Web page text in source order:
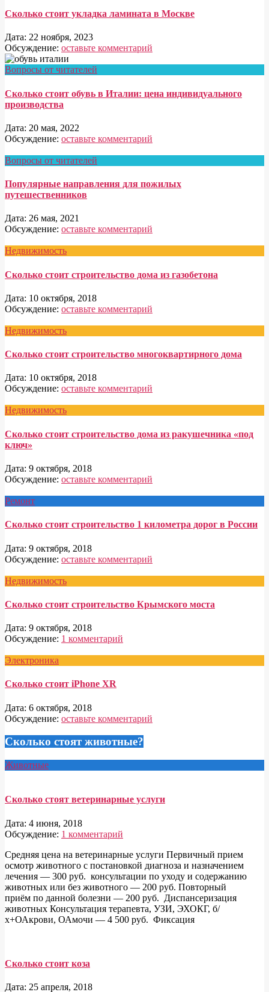
Сколько стоит укладка ламината в Москве
Дата: 22 ноября, 2023
Обсуждение: оставьте комментарий
Вопросы от читателей
Сколько стоит обувь в Италии: цена индивидуального
производства
Дата: 20 мая, 2022
Обсуждение: оставьте комментарий
Вопросы от читателей
Популярные направления для пожилых
путешественников
Дата: 26 мая, 2021
Обсуждение: оставьте комментарий
Недвижимость
Сколько стоит строительство дома из газобетона
Дата: 10 октября, 2018
Обсуждение: оставьте комментарий
Недвижимость
Сколько стоит строительство многоквартирного дома
Дата: 10 октября, 2018
Обсуждение: оставьте комментарий
Недвижимость
Сколько стоит строительство дома из ракушечника «под
ключ»
Дата: 9 октября, 2018
Обсуждение: оставьте комментарий
Ремонт
Сколько стоит строительство 1 километра дорог в России
Дата: 9 октября, 2018
Обсуждение: оставьте комментарий
Недвижимость
Сколько стоит строительство Крымского моста
Дата: 9 октября, 2018
Обсуждение: 1 комментарий
Электроника
Сколько стоит iPhone XR
Дата: 6 октября, 2018
Обсуждение: оставьте комментарий
Сколько стоят животные?
Животные
Сколько стоят ветеринарные услуги
Дата: 4 июня, 2018
Обсуждение: 1 комментарий
Средняя цена на ветеринарные услуги Первичный прием
осмотр животного с постановкой диагноза и назначением
лечения — 300 руб. консультации по уходу и содержанию
животных или без животного — 200 руб. Повторный
приём по данной болезни — 200 руб. Диспансеризация
животных Консультация терапевта, УЗИ, ЭХОКГ, б/
х+ОАкрови, ОАмочи — 4 500 руб. Фиксация
Сколько стоит коза
Дата: 25 апреля, 2018